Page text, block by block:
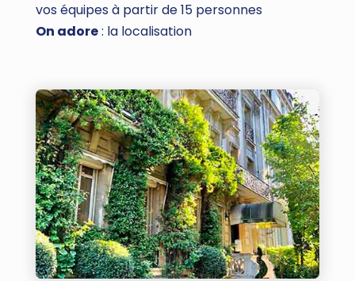
vos équipes à partir de 15 personnes
On adore: la localisation